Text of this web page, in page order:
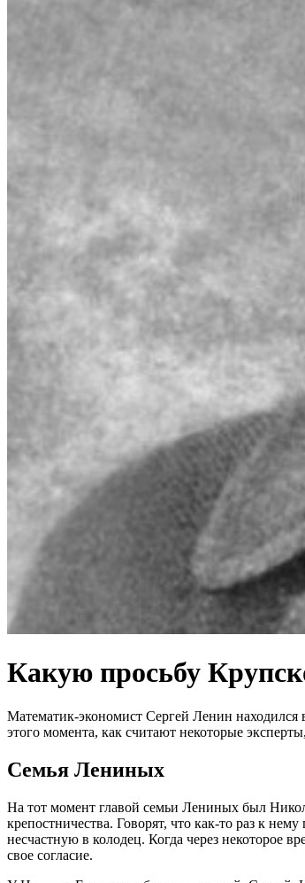
Какую просьбу
Математик-экономист Сергей Ленин
этого момента, как считают некоторые
Семья Лениных
На тот момент главой семьи Лениных был
крепостничества. Говорят, что как-то раз к
несчастную в колодец. Когда через некоторое
свое согласие.